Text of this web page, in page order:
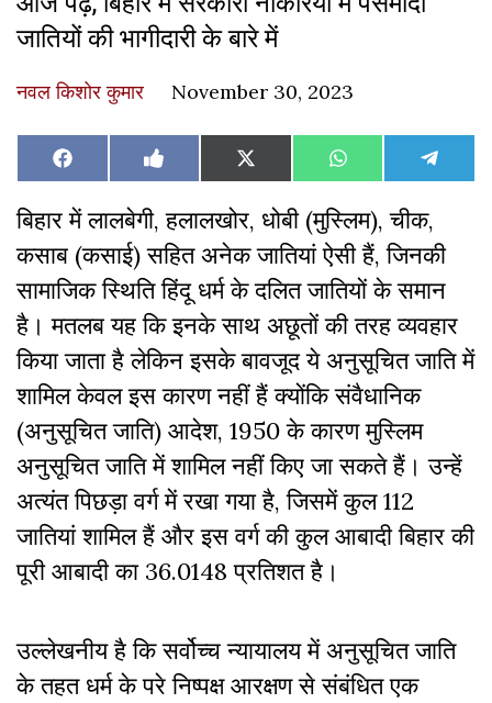
जातियों की भागीदारी के बारे में
नवल किशोर कुमार November 30, 2023
Share
on
Facebook Share
on
Like
on
Facebook
Share
on
X
(Twitter)
Share
on
WhatsAppShare
on
बिहार में लालबेगी, हलालखोर, धोबी (मुस्लिम), चीक,
कसाब (कसाई) सहित अनेक जातियां ऐसी हैं, जिनकी
सामाजिक स्थिति हिंदू धर्म के दलित जातियों के समान
है। मतलब यह कि इनके साथ अछूतों की तरह व्यवहार
किया जाता है लेकिन इसके बावजूद ये अनुसूचित जाति में
शामिल केवल इस कारण नहीं हैं क्योंकि संवैधानिक
(अनुसूचित जाति) आदेश, 1950 के कारण मुस्लिम
अनुसूचित जाति में शामिल नहीं किए जा सकते हैं। उन्हें
अत्यंत पिछड़ा वर्ग में रखा गया है, जिसमें कुल 112
जातियां शामिल हैं और इस वर्ग की कुल आबादी बिहार की
पूरी आबादी का 36.0148 प्रतिशत है।
उल्लेखनीय है कि सर्वोच्च न्यायालय में अनुसूचित जाति
के तहत धर्म के परे निष्पक्ष आरक्षण से संबंधित एक